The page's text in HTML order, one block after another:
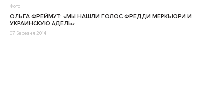
Фото
ОЛЬГА ФРЕЙМУТ: «МЫ НАШЛИ ГОЛОС ФРЕДДИ МЕРКЬЮРИ И
УКРАИНСКУЮ АДЕЛЬ»
07 Березня 2014